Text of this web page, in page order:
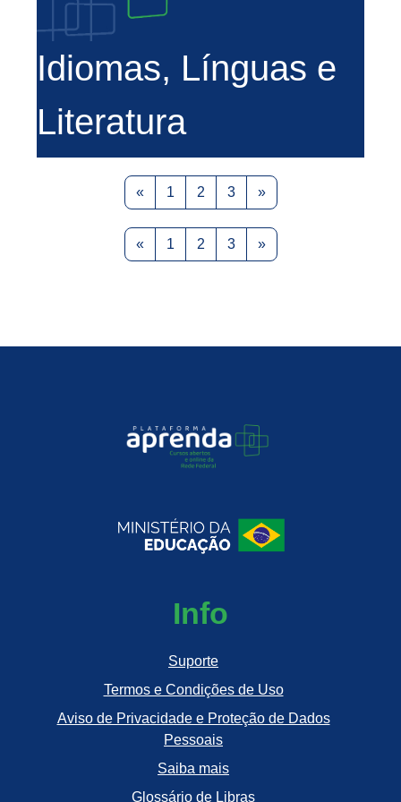
Idiomas, Línguas e
Literatura
«Previous page
1 Page 1
2Page 2
3Page 3
»Next page
«Previous page
1 Page 1
2Page 2
3Page 3
»Next page
Info
Suporte
Termos e Condições de Uso
Aviso de Privacidade e Proteção de Dados
Pessoais
Saiba mais
Glossário de Libras